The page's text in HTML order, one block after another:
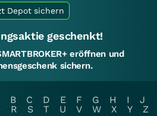
Depot sichern
geschenkt!
eröffnen und
sichern.
B C D E F G H I
J
R S T U V W X Y
Z